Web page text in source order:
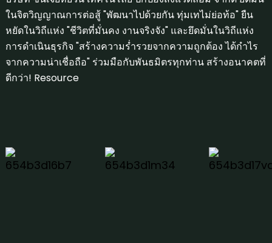
ในจิตวิญญาณการต่อสู้ "พัฒนาไปด้วยกัน ทุ่มเทไม่ย่อท้อ" ยืน
หยัดในวิถีแห่ง "ชีวิตที่มั่นคง งานจริงจัง" และยึดมั่นในวิถีแห่ง
การดำเนินธุรกิจ "สร้างความร่ำรวยจากความถูกต้อง ได้กำไร
จากความน่าเชื่อถือ" ร่วมมือกับพันธมิตรทุกท่าน สร้างอนาคตที่
ดีกว่า! Resource